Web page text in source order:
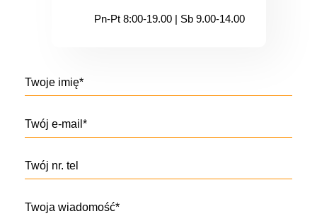
Twoje imię*
Twój e-mail*
Twój nr. tel
Twoja wiadomość*
Pn-Pt 8:00-19.00 | Sb 9.00-14.00